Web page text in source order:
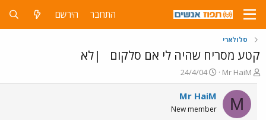
התחבר הירשם
סלולארי
קטע מסריח שהיה לי אם סלקום |לא
פ
ו
ת
ח
ה
Mr HaiM
פ
ו
ר
ס
ם
24/4/04
M
Mr HaiM
New member